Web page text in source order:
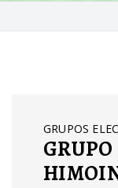
GRUPOS